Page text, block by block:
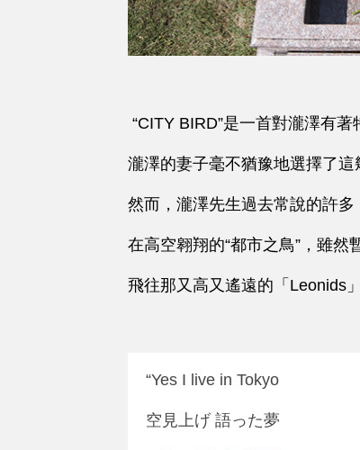
“CITY BIRD”是一首對瀧澤有
瀧澤的妻子毫不猶豫地選擇了這
然而，瀧澤先生過去常說的許多
在高空翱翔的“都市之鳥”，雖然
飛往那又高又遙遠的「Leonids」
“Yes I live in Tokyo
空見上げ 語った夢